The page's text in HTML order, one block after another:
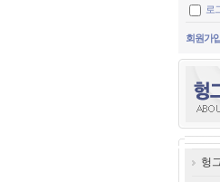
로
회원가
헝